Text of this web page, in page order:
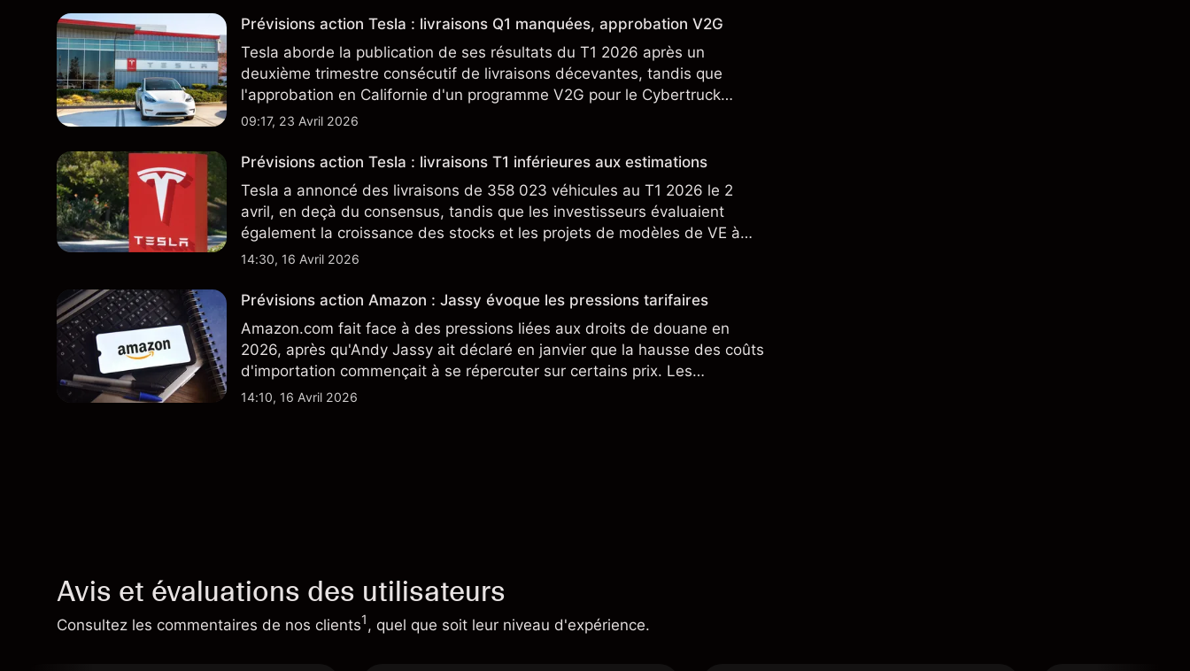
Prévisions action Tesla : livraisons Q1 manquées, approbation V2G
Tesla aborde la publication de ses résultats du T1 2026 après un
deuxième trimestre consécutif de livraisons décevantes, tandis que
l'approbation en Californie d'un programme V2G pour le Cybertruck
ajoute un nouveau développement à son activité énergétique.
09:17, 23 Avril 2026
Prévisions action Tesla : livraisons T1 inférieures aux estimations
Tesla a annoncé des livraisons de 358 023 véhicules au T1 2026 le 2
avril, en deçà du consensus, tandis que les investisseurs évaluaient
également la croissance des stocks et les projets de modèles de VE à
moindre coût, dont un nouveau SUV. Découvrez les objectifs de cours
14:30, 16 Avril 2026
Prévisions action Amazon : Jassy évoque les pressions tarifaires
Amazon.com fait face à des pressions liées aux droits de douane en
2026, après qu'Andy Jassy ait déclaré en janvier que la hausse des coûts
d'importation commençait à se répercuter sur certains prix. Les
performances passées ne préjugent pas des résultats futurs.
14:10, 16 Avril 2026
Avis et évaluations des utilisateurs
Consultez les commentaires de nos clients1, quel que soit leur niveau d'expérience.